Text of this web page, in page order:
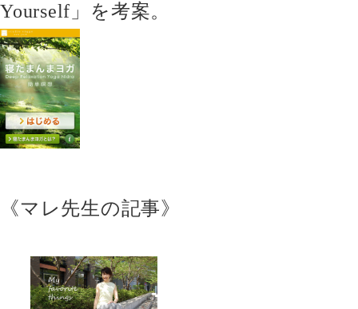
Yourself」を考案。
《マレ先生の記事》